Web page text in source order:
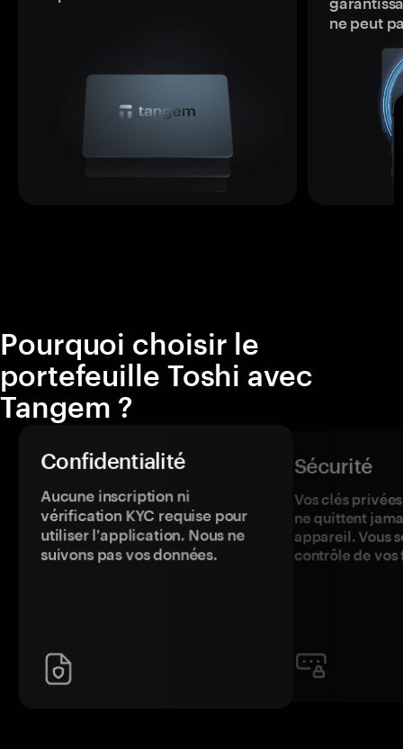
ne peut
Pourquoi choisir le
portefeuille Toshi avec
Tangem ?
Confidentialité
Aucune inscription ni
vérification KYC requise pour
utiliser l'application. Nous ne
suivons pas vos données.
Sécurité
Vos clés
ne quittent
appareil. Vous
contrôle de vos